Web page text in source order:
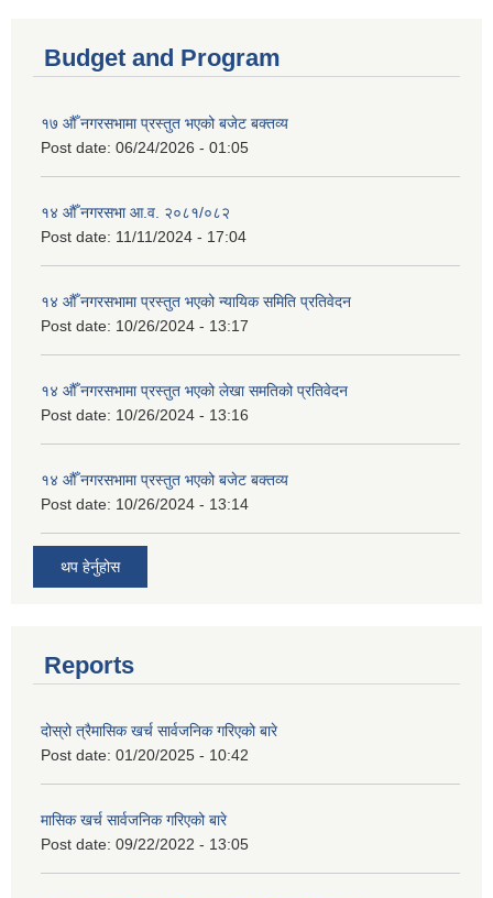
Budget and Program
१७ औँ नगरसभामा प्रस्तुत भएको बजेट बक्तव्य
Post date: 06/24/2026 - 01:05
१४ औँ नगरसभा आ.व. २०८१/०८२
Post date: 11/11/2024 - 17:04
१४ औँ नगरसभामा प्रस्तुत भएको न्यायिक समिति प्रतिवेदन
Post date: 10/26/2024 - 13:17
१४ औँ नगरसभामा प्रस्तुत भएको लेखा समतिको प्रतिवेदन
Post date: 10/26/2024 - 13:16
१४ औँ नगरसभामा प्रस्तुत भएको बजेट बक्तव्य
Post date: 10/26/2024 - 13:14
थप हेर्नुहोस
Reports
दोस्रो त्रैमासिक खर्च सार्वजनिक गरिएको बारे
Post date: 01/20/2025 - 10:42
मासिक खर्च सार्वजनिक गरिएको बारे
Post date: 09/22/2022 - 13:05